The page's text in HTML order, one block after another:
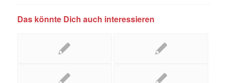
Das könnte Dich auch interessieren